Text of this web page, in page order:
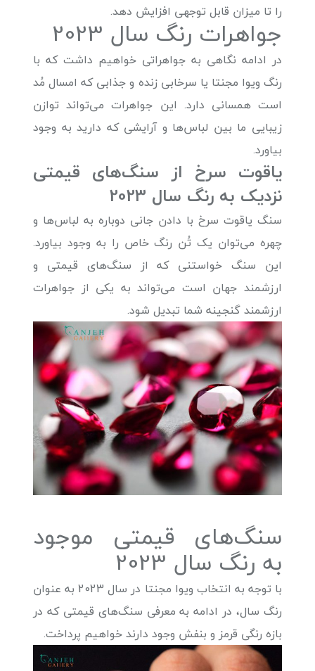
را تا میزان قابل توجهی افزایش دهد.
جواهرات رنگ سال 2023
در ادامه نگاهی به جواهراتی خواهیم داشت که با
رنگ ویوا مجنتا یا سرخابی زنده و جذابی که امسال مُد
است همسانی دارد. این جواهرات می‌تواند توازن
زیبایی ما بین لباس‌ها و آرایشی که دارید به وجود
بیاورد.
یاقوت سرخ از سنگ‌های قیمتی
نزدیک به رنگ سال 2023
سنگ یاقوت سرخ با دادن جانی دوباره به لباس‌ها و
چهره می‌توان یک تُن رنگ خاص را به وجود بیاورد.
این سنگ خواستنی که از سنگ‌های قیمتی و
ارزشمند جهان است می‌تواند به یکی از جواهرات
ارزشمند گنجینه شما تبدیل شود.
سنگ‌های قیمتی موجود
به رنگ سال 2023
با توجه به انتخاب ویوا مجنتا در سال 2023 به عنوان
رنگ سال، در ادامه به معرفی سنگ‌های قیمتی که در
بازه رنگی قرمز و بنفش وجود دارند خواهیم پرداخت.